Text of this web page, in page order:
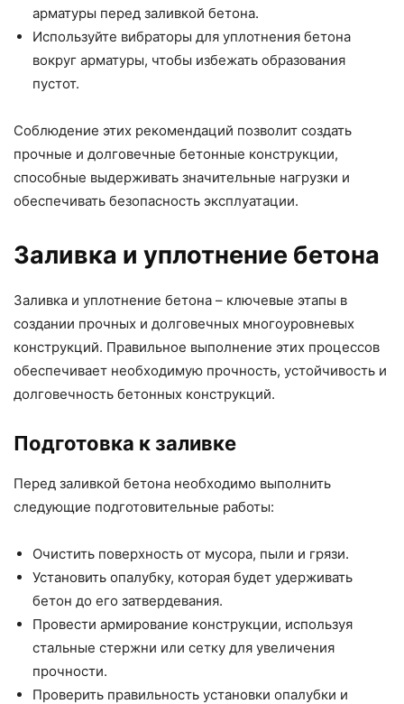
арматуры перед заливкой бетона.
Используйте вибраторы для уплотнения бетона
вокруг арматуры, чтобы избежать образования
пустот.
Соблюдение этих рекомендаций позволит создать
прочные и долговечные бетонные конструкции,
способные выдерживать значительные нагрузки и
обеспечивать безопасность эксплуатации.
Заливка и уплотнение бетона
Заливка и уплотнение бетона – ключевые этапы в
создании прочных и долговечных многоуровневых
конструкций. Правильное выполнение этих процессов
обеспечивает необходимую прочность, устойчивость и
долговечность бетонных конструкций.
Подготовка к заливке
Перед заливкой бетона необходимо выполнить
следующие подготовительные работы:
Очистить поверхность от мусора, пыли и грязи.
Установить опалубку, которая будет удерживать
бетон до его затвердевания.
Провести армирование конструкции, используя
стальные стержни или сетку для увеличения
прочности.
Проверить правильность установки опалубки и